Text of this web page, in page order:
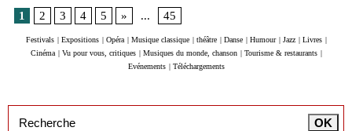
1
2 3 4 5 » ... 45
Festivals Expositions Opéra Musique classique théâtre Danse Humour Jazz Livres
Cinéma
Vu pour vous, critiques Musiques du monde, chanson Tourisme & restaurants
Evénements
Téléchargements